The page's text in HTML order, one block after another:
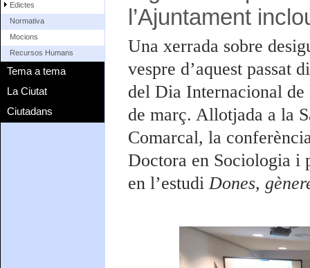
Edictes
Normativa
Mocions
Recursos Humans
Tema a tema
La Ciutat
Ciutadans
l’Ajuntament
Una xerrada sobre
vespre d’aquest passat
del Dia Internacional de
de març. Allotjada a la
Comarcal, la
Doctora en Sociologia i
en l’estudiDones,